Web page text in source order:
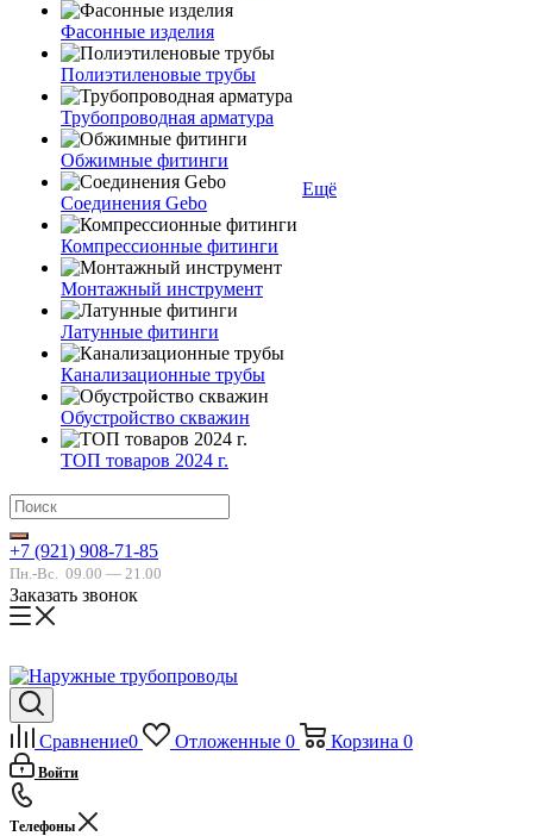
Фасонные изделия
Полиэтиленовые трубы
Трубопроводная арматура
Обжимные фитинги
Соединения Gebo
Компрессионные фитинги
Монтажный инструмент
Латунные фитинги
Канализационные трубы
Обустройство скважин
ТОП товаров 2024 г.
Ещё
+7 (921) 908-71-85
Пн.-Вс. 09.00 — 21.00
Заказать звонок
Сравнение0 Отложенные 0 Корзина 0
Войти
Телефоны